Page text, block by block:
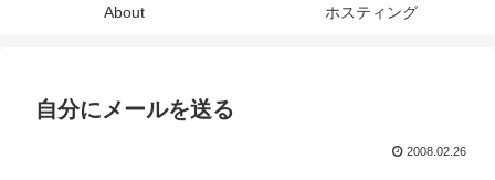
About ホスティング
自分にメールを送る
2008.02.26